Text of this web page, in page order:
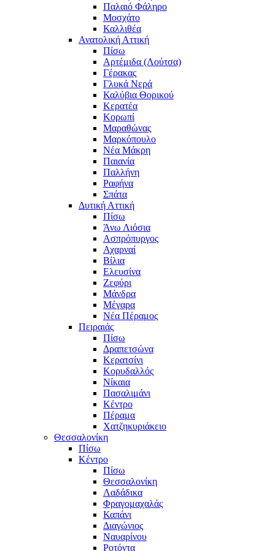
Παλαιό Φάληρο
Μοσχάτο
Καλλιθέα
Ανατολική Αττική
Πίσω
Αρτέμιδα (Λούτσα)
Γέρακας
Γλυκά Νερά
Καλύβια Θορικού
Κερατέα
Κορωπί
Μαραθώνας
Μαρκόπουλο
Νέα Μάκρη
Παιανία
Παλλήνη
Ραφήνα
Σπάτα
Δυτική Αττική
Πίσω
Άνω Λιόσια
Ασπρόπυργος
Αχαρναί
Βίλια
Ελευσίνα
Ζεφύρι
Μάνδρα
Μέγαρα
Νέα Πέραμος
Πειραιάς
Πίσω
Δραπετσώνα
Κερατσίνι
Κορυδαλλός
Νίκαια
Πασαλιμάνι
Κέντρο
Πέραμα
Χατζηκυριάκειο
Θεσσαλονίκη
Πίσω
Κέντρο
Πίσω
Θεσσαλονίκη
Λαδάδικα
Φραγομαχαλάς
Καπάνι
Διαγώνιος
Ναυαρίνου
Ροτόντα